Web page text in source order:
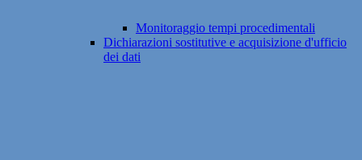
Monitoraggio tempi procedimentali
Dichiarazioni sostitutive e acquisizione d'ufficio
dei dati